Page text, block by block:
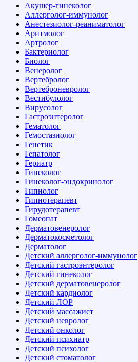
Акушер-гинеколог
Аллерголог-иммунолог
Анестезиолог-реаниматолог
Аритмолог
Артролог
Бактериолог
Биолог
Венеролог
Вертебролог
Вертеброневролог
Вестибулолог
Вирусолог
Гастроэнтеролог
Гематолог
Гемостазиолог
Генетик
Гепатолог
Гериатр
Гинеколог
Гинеколог-эндокринолог
Гипнолог
Гипнотерапевт
Гирудотерапевт
Гомеопат
Дерматовенеролог
Дерматокосметолог
Дерматолог
Детский аллерголог-иммунолог
Детский гастроэнтеролог
Детский гинеколог
Детский дерматовенеролог
Детский кардиолог
Детский ЛОР
Детский массажист
Детский невролог
Детский онколог
Детский психиатр
Детский психолог
Детский стоматолог